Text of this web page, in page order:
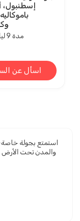
مدة 9 ليلة 10 يوم
اسأل عن
استمتع بجولة
والمدن تحت الأرض